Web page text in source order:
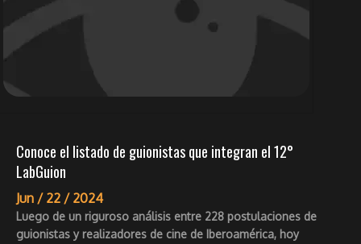
Conoce el listado de guionistas que integran el 12°
LabGuion
Jun / 22 / 2024
Luego de un riguroso análisis entre 228 postulaciones de
guionistas y realizadores de cine de Iberoamérica, hoy